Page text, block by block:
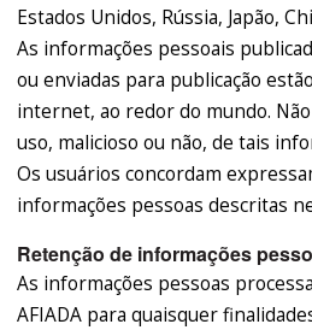
Estados Unidos, Rússia, Japão,
As informações pessoais
ou enviadas para publicação
internet, ao redor do mundo.
uso, malicioso ou não, de tais
Os usuários concordam
informações pessoas descritas
Retenção de informações
As informações pessoas
AFIADA para quaisquer